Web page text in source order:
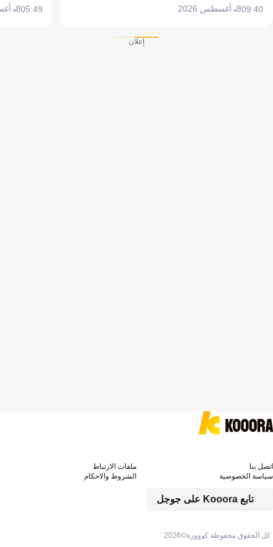
09:408 أغسطس 2026 05:498 أغسطس 2026
إعلان
كل الحقوق محفوظة كووورة©2026
تابع Kooora على جوجل
اتصل بنا
ملفات الارتباط
سياسة الخصوصية
الشروط والاحكام